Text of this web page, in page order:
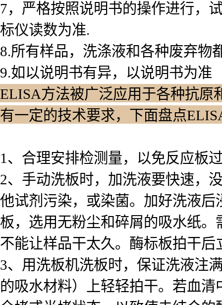
7，严格按照说明书的操作进行，
标仪读数为准.
8.所有样品，洗涤液和各种废弃物
9.如以说明书有异，以说明书为准
ELISA方法被广泛应用于各种抗原
有一定的技术要求，下面盘点
1、合理安排检测量，以免反应板
2、手动洗板时，加洗液要快速，
他试剂污染，或染菌。加好洗液
板，选用无粉尘和碎屑的吸水纸
不能让样品干太久。酶标板拍干后
3、用洗板机洗板时，保证洗液注
的吸水材料）上轻轻拍干。若血